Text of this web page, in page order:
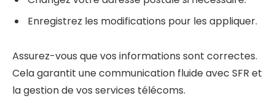
Enregistrez les modifications pour les appliquer.
Assurez-vous que vos informations sont correctes.
Cela garantit une communication fluide avec SFR et
la gestion de vos services télécoms.